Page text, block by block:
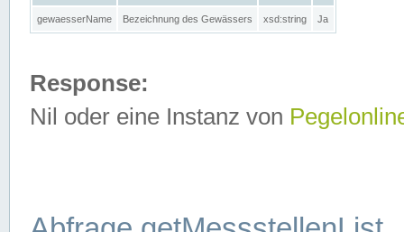
gewaesserName Bezeichnung des Gewässers xsd:string Ja
Response:
Nil oder eine Instanz von